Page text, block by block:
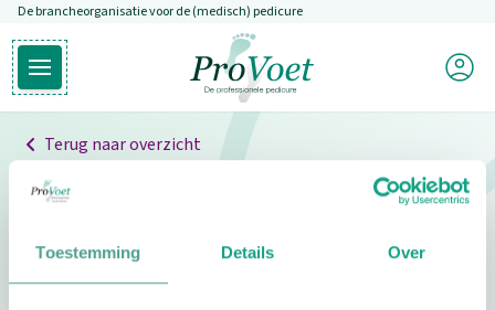
Toestemming Details Over
Overslaan en naar de inhoud gaan
De brancheorganisatie voor de (medisch) pedicure
Open hoofdmenu
Ga naar de homepagina
Mijn
Terug naar overzicht
Professionals
Pedicure niet gevonden